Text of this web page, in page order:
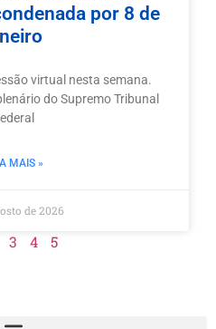
por 8 de
virtual nesta semana.
do Supremo Tribunal
MAIS »
de 2026
3 4 5